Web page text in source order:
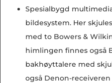
Spesialbygd
bildesystem. Her
med to Bowers &
himlingen finnes også
bakhøyttalere med
også Denon-